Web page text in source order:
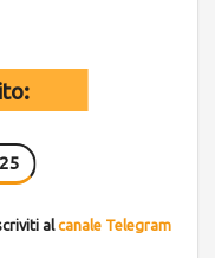
alcanale Telegram